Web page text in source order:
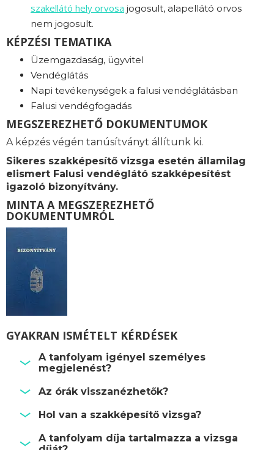
szakellátó hely orvosa jogosult, alapellátó orvos
nem jogosult.
KÉPZÉSI TEMATIKA
Üzemgazdaság, ügyvitel
Vendéglátás
Napi tevékenységek a falusi vendéglátásban
Falusi vendégfogadás
MEGSZEREZHETŐ DOKUMENTUMOK
A képzés végén tanúsítványt állítunk ki.
Sikeres szakképesítő vizsga esetén államilag
elismert Falusi vendéglátó szakképesítést
igazoló bizonyítvány.
MINTA A MEGSZEREZHETŐ
DOKUMENTUMRÓL
GYAKRAN ISMÉTELT KÉRDÉSEK
A tanfolyam igényel személyes
megjelenést?
Az órák visszanézhetők?
Hol van a szakképesítő vizsga?
A tanfolyam díja tartalmazza a vizsga